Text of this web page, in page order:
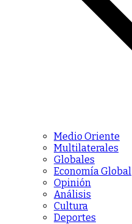
Medio Oriente
Multilaterales
Globales
Economía Global
Opinión
Análisis
Cultura
Deportes